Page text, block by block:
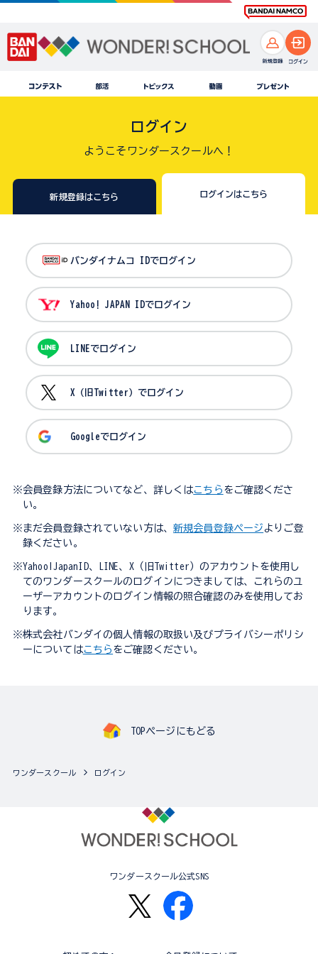
ログイン
ようこそワンダースクールへ！
新規登録はこちら ログインはこちら
バンダイナムコ IDでログイン
Yahoo! JAPAN IDでログイン
LINEでログイン
X（旧Twitter）でログイン
Googleでログイン
※会員登録方法についてなど、詳しくはこちら をご確認くださ
い。
※まだ会員登録されていない方は、 新規会員登録ページ よりご登
録ください。
※Yahoo!JapanID、LINE、X（旧Twitter）のアカウントを使用し
てのワンダースクールのログインにつきましては、これらのユ
ーザーアカウントのログイン情報の照合確認のみを使用してお
ります。
※株式会社バンダイの個人情報の取扱い及びプライバシーポリシ
ーについてはこちら をご確認ください。
TOPページにもどる
ワンダースクール ログイン
ワンダースクール公式SNS